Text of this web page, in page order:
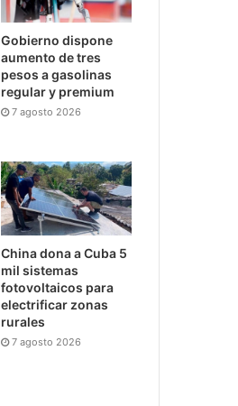
Gobierno dispone
aumento de tres
pesos a gasolinas
regular y premium
7 agosto 2026
China dona a Cuba 5
mil sistemas
fotovoltaicos para
electrificar zonas
rurales
7 agosto 2026